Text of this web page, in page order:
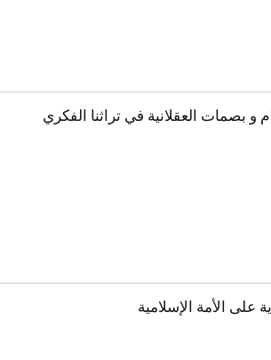
و بصمات العقلانية في تراثنا الفكري
على الأمة الإسلامية